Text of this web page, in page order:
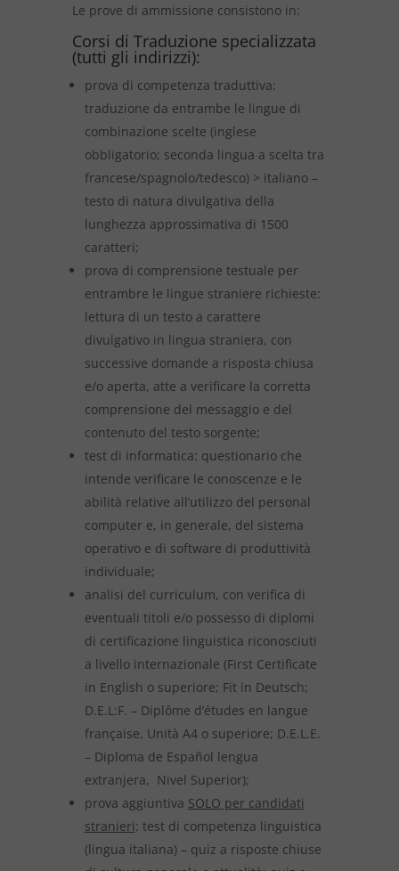
Le prove di ammissione consistono in:
Corsi di Traduzione specializzata
(tutti gli indirizzi):
prova di competenza traduttiva:
traduzione da entrambe le lingue di
combinazione scelte (inglese
obbligatorio; seconda lingua a scelta tra
francese/spagnolo/tedesco) > italiano –
testo di natura divulgativa della
lunghezza approssimativa di 1500
caratteri;
prova di comprensione testuale per
entrambre le lingue straniere richieste:
lettura di un testo a carattere
divulgativo in lingua straniera, con
successive domande a risposta chiusa
e/o aperta, atte a verificare la corretta
comprensione del messaggio e del
contenuto del testo sorgente;
test di informatica: questionario che
intende verificare le conoscenze e le
abilità relative all’utilizzo del personal
computer e, in generale, del sistema
operativo e di software di produttività
individuale;
analisi del curriculum, con verifica di
eventuali titoli e/o possesso di diplomi
di certificazione linguistica riconosciuti
a livello internazionale (First Certificate
in English o superiore; Fit in Deutsch;
D.E.L:F. – Diplôme d’études en langue
française, Unità A4 o superiore; D.E.L.E.
– Diploma de Español lengua
extranjera, Nivel Superior);
prova aggiuntiva SOLO per candidati
stranieri: test di competenza linguistica
(lingua italiana) – quiz a risposte chiuse